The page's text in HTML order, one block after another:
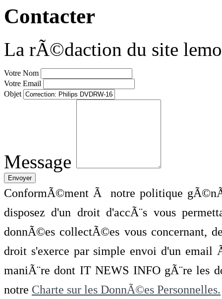
Contacter
La rÃ©daction du site
Votre Nom
Votre Email
Objet
Message
ConformÃ©ment Ã notre politique
disposez d'un droit d'accÃ¨s vous
donnÃ©es collectÃ©es vous concernant,
droit s'exerce par simple envoi d'un
maniÃ¨re dont IT NEWS INFO gÃ¨re les
notre Charte sur les DonnÃ©es Personnelles.